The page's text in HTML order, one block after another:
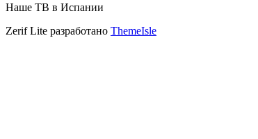
Наше ТВ в Испании
Zerif Lite разработано ThemeIsle